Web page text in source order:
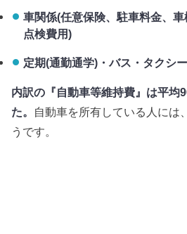
車関係(任意保険、駐車料金、
点検費用)
定期(通勤通学)・バス・タクシ
内訳の『自動車等維持費』は平均
た。 自動車を所有している人には
うです。